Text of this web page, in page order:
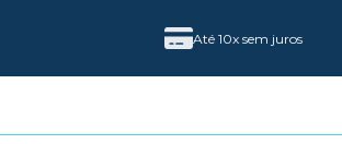
Até 10x sem juros